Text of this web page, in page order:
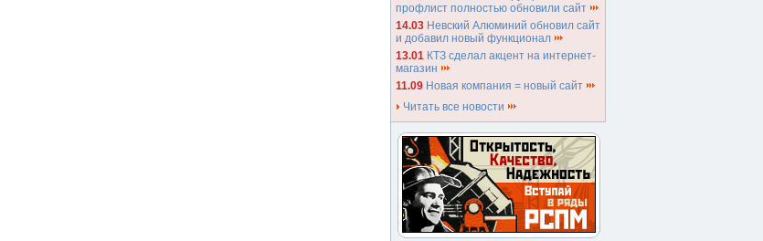
профлист полностью обновили сайт
14.03 Невский Алюминий обновил сайт
и добавил новый функционал
13.01 КТЗ сделал акцент на интернет-
магазин
11.09 Новая компания = новый сайт
Читать все новости